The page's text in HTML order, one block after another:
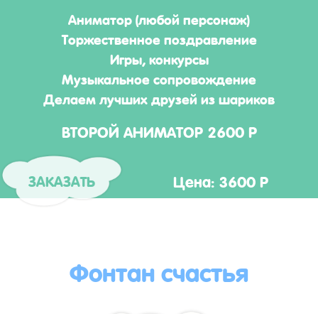
Аниматор (любой персонаж)
Торжественное поздравление
Игры, конкурсы
Музыкальное сопровождение
Делаем лучших друзей из шариков
ВТОРОЙ АНИМАТОР 2600 Р
ЗАКАЗАТЬ Цена: 3600 Р
Фонтан счастья